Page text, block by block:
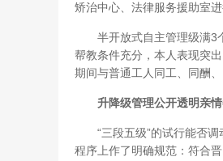
矫治中心、法律服务援助室
半开放式自主管理级满3个
帮教条件充分，本人表现突
期间与普通工人同工、同酬
升降级管理公开透明亲
“三段五级”的试行能否调
程序上作了明确规范：符合